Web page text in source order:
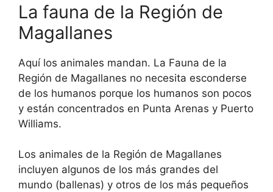
La fauna de la Región de
Magallanes
Aquí los animales mandan. La Fauna de la
Región de Magallanes no necesita esconderse
de los humanos porque los humanos son pocos
y están concentrados en Punta Arenas y Puerto
Williams.
Los animales de la Región de Magallanes
incluyen algunos de los más grandes del
mundo (ballenas) y otros de los más pequeños